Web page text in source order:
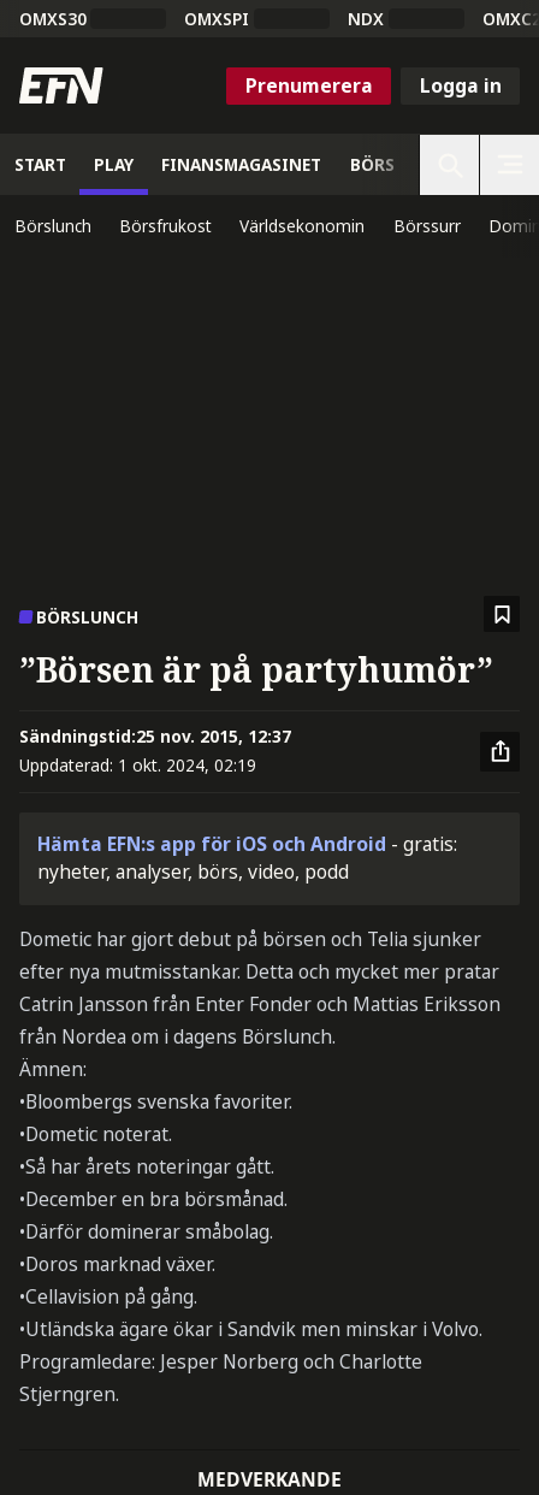
OMXS30 OMXSPI NDX
Prenumerera Logga in
START PLAY FINANSMAGASINET BÖRS
Börslunch Börsfrukost Världsekonomin Börssurr
BÖRSLUNCH
”Börsen är på partyhumör”
Sändningstid:25 nov. 2015, 12:37
Uppdaterad: 1 okt. 2024, 02:19
Hämta EFN:s app för iOS och Android - gratis:
nyheter, analyser, börs, video, podd
Dometic har gjort debut på börsen och Telia sjunker
efter nya mutmisstankar. Detta och mycket mer pratar
Catrin Jansson från Enter Fonder och Mattias Eriksson
från Nordea om i dagens Börslunch.
Ämnen:
•Bloombergs svenska favoriter.
•Dometic noterat.
•Så har årets noteringar gått.
•December en bra börsmånad.
•Därför dominerar småbolag.
•Doros marknad växer.
•Cellavision på gång.
•Utländska ägare ökar i Sandvik men minskar i Volvo.
Programledare: Jesper Norberg och Charlotte
Stjerngren.
MEDVERKANDE